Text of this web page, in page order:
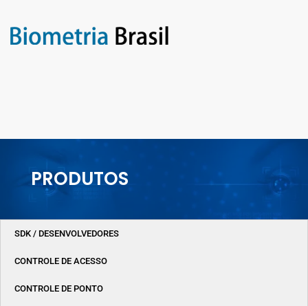
PRODUTOS
SDK / DESENVOLVEDORES
CONTROLE DE ACESSO
CONTROLE DE PONTO